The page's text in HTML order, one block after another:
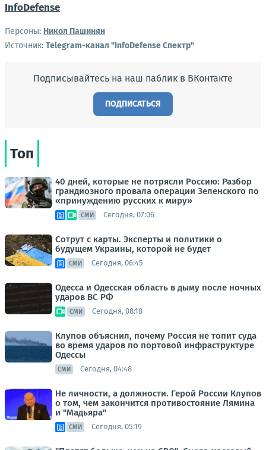
InfoDefense
Персоны: Никол Пашинян
Источник: Telegram-канал "InfoDefense Спектр"
Подписывайтесь на наш паблик в ВКонтакте
ПОДПИСАТЬСЯ
Топ
40 дней, которые не потрясли Россию: Разбор
грандиозного провала операции Зеленского по
«принуждению русских к миру»
СМИ Сегодня, 07:06
Сотрут с карты. Эксперты и политики о
будущем Украины, которой не будет
СМИ Сегодня, 06:45
Одесса и Одесская область в дыму после ночных
ударов ВС РФ
СМИ Сегодня, 08:18
Клупов объяснил, почему Россия не топит суда
во время ударов по портовой инфраструктуре
Одессы
СМИ Сегодня, 04:48
Не личности, а должности. Герой России Клупов
о том, чем закончится противостояние Лямина
и "Мадьяра"
СМИ Сегодня, 05:19